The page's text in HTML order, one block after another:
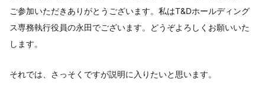
ご参加いただきありがとうございます。私はT&Dホールディング
ス専務執行役員の永田でございます。どうぞよろしくお願いいた
します。
それでは、さっそくですが説明に入りたいと思います。